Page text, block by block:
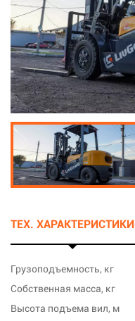
ТЕХ. ХАРАКТЕРИСТИКИ
Грузоподъемность, кг
Собственная масса, кг
Высота подъема вил, м